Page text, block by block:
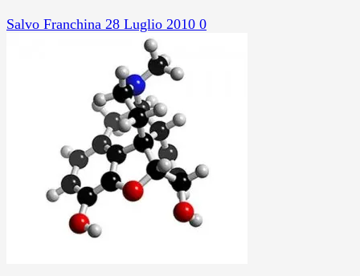
Salvo Franchina 28 Luglio 2010 0